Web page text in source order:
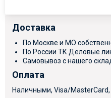
Доставка
По Москве и МО
По России ТК Деловые
Самовывоз с нашего
Оплата
Наличными, Visa/